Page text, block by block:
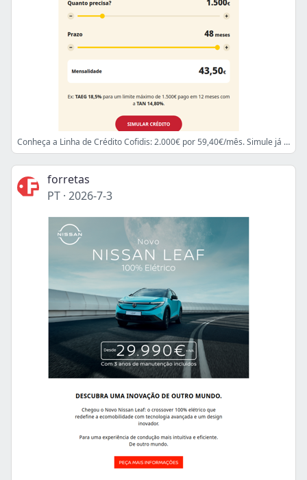
Conheça a Linha de Crédito Cofidis: 2.000€ por 59,40€/mês. Simule já em cofidis.pt
forretas
PT · 2026-7-3